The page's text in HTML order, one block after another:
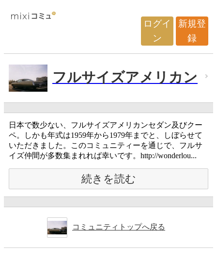
ログイ
ン
新規登
録
フルサイズアメリカン
日本で数少ない、フルサイズアメリカンセダン及びクー
ペ。しかも年式は1959年から1979年までと、しぼらせて
いただきました。このコミュニティーを通じで、フルサ
イズ仲間が多数集まれれば幸いです。http://wonderlou...
続きを読む
コミュニティトップへ戻る